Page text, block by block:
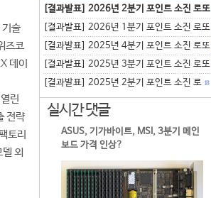
술
즈코
데이
린
전략
토리
외
[결과발표] 2026년 2분기 포인트 소진 로또
[결과발표] 2026년 1분기 포인트 소진 로또
[결과발표] 2025년 4분기 포인트 소진 로또
[결과발표] 2025년 3분기 포인트 소진 로또
[결과발표] 2025년 2분기 포인트 소진 로 18
실시간 댓글
ASUS, 기가바이트, MSI, 3분기 메인
보드 가격 인상?